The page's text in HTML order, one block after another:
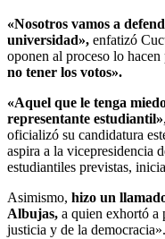
«Nosotros vamos a
universidad», enfatizó
oponen al proceso lo hacen
no tener los votos».
«Aquel que le tenga
representante estudiantil»
oficializó su candidatura
aspira a la vicepresidencia
estudiantiles previstas,
Asimismo, hizo un
Albujas, a quien exhortó a
justicia y de la democracia».